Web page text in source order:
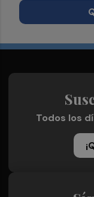
Todos los